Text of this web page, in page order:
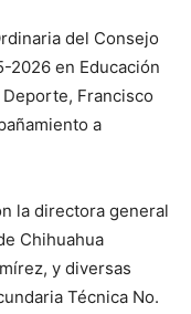
del Consejo
2026 en Educación
Francisco
a
la directora general
Chihuahua
y diversas
Técnica No.